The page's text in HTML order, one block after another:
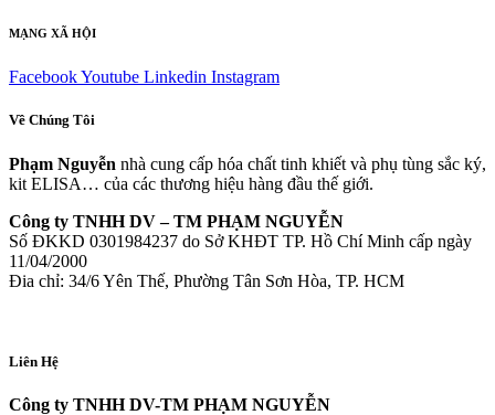
MẠNG XÃ HỘI
FacebookYoutube Linkedin Instagram
Về Chúng Tôi
Phạm Nguyễn nhà cung cấp hóa chất tinh khiết và phụ tùng sắc ký,
kit ELISA… của các thương hiệu hàng đầu thế giới.
Công ty TNHH DV – TM PHẠM NGUYỄN
Số ĐKKD 0301984237 do Sở KHĐT TP. Hồ Chí Minh cấp ngày
11/04/2000
Đia chỉ: 34/6 Yên Thế, Phường Tân Sơn Hòa, TP. HCM
Liên Hệ
Công ty TNHH DV-TM PHẠM NGUYỄN